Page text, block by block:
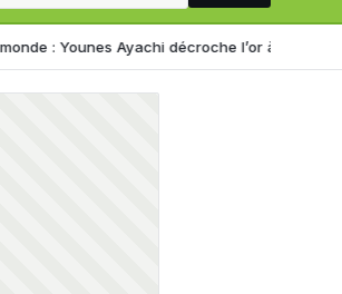
Ayachi décroche l’or à Eugene Corruption